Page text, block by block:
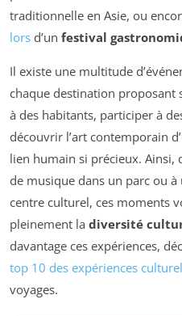
traditionnelle en Asie, ou
lors d’un festival
Il existe une multitude
chaque destination proposant
à des habitants, participer à
découvrir l’art contemporain
lien humain si précieux. Ainsi,
de musique dans un parc ou
centre culturel, ces moments
pleinement la diversité
davantage ces expériences,
top 10 des expériences
voyages.